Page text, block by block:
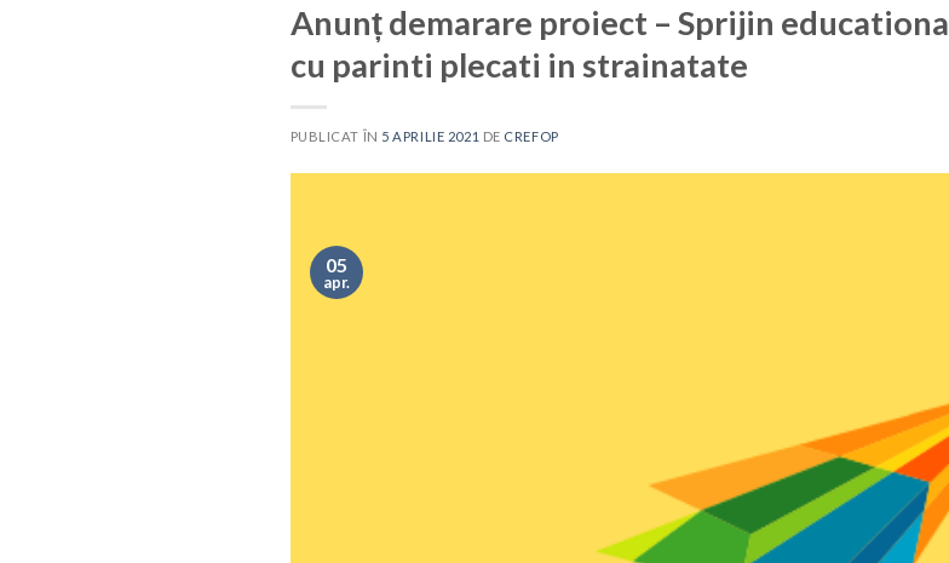
Anunț demarare proiect – Sprijin
cu parinti plecati in strainatate
PUBLICAT ÎN 5 APRILIE 2021 DE CREFOP
05
apr.